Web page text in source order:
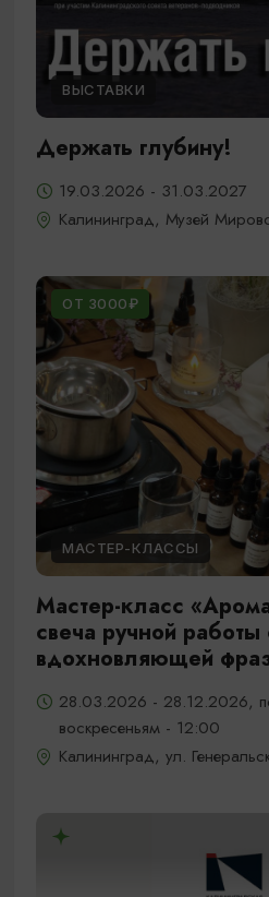
ВЫСТАВКИ
Держать глубину!
19.03.2026 - 31.03.2027
Калининград, Музей
ОТ 3000₽
МАСТЕР-КЛАССЫ
Мастер-класс
свеча ручной работы
вдохновляющей
28.03.2026 - 28.12.2026,
воскресеньям - 12:00
Калининград, ул.